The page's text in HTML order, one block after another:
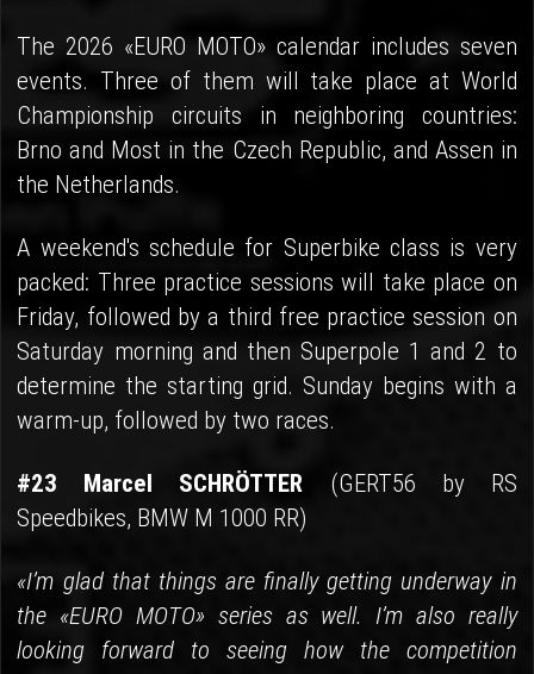
The 2026 «EURO MOTO» calendar includes seven
events. Three of them will take place at World
Championship circuits in neighboring countries:
Brno and Most in the Czech Republic, and Assen in
the Netherlands.
A weekend's schedule for Superbike class is very
packed: Three practice sessions will take place on
Friday, followed by a third free practice session on
Saturday morning and then Superpole 1 and 2 to
determine the starting grid. Sunday begins with a
warm-up, followed by two races.
#23 Marcel SCHRÖTTER (GERT56 by RS
Speedbikes, BMW M 1000 RR)
«I’m glad that things are finally getting underway in
the «EURO MOTO» series as well. I’m also really
looking forward to seeing how the competition